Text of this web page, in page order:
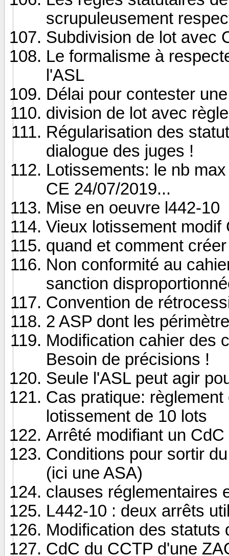
scrupuleusement
Subdivision de lot avec
Le formalisme à
l'ASL
Délai pour contester
division de lot avec
Régularisation des
dialogue des juges !
Lotissements: le nb
CE 24/07/2019...
Mise en oeuvre l442-10
Vieux lotissement modif
quand et comment
Non conformité au
sanction
Convention de
2 ASP dont les
Modification cahier des
Besoin de précisions !
Seule l'ASL peut agir
Cas pratique:
lotissement de 10 lots
Arrêté modifiant un
Conditions pour sortir
(ici une ASA)
clauses réglementaires
L442-10 : deux arrêts
Modification des statuts
CdC du CCTP d'une